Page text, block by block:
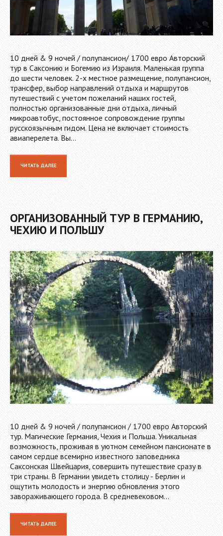
10 дней & 9 ночей / полупансион/ 1700 евро Авторский
тур в Саксонию и Богемию из Израиля. Маленькая группа
до шести человек. 2-х местное размещение, полупансион,
трансфер, выбор направлений отдыха и маршрутов
путешествий с учетом пожеланий наших гостей,
полностью организованные дни отдыха, личный
микроавтобус, постоянное сопровождение группы
русскоязычным гидом. Цена не включает стоимость
авиаперелета. Вы…
ЧИТАТЬ ДАЛЕЕ
ОРГАНИЗОВАННЫЙ ТУР В ГЕРМАНИЮ,
ЧЕХИЮ И ПОЛЬШУ
10 дней & 9 ночей / полупансион / 1700 евро Авторский
тур. Магические Германия, Чехия и Польша. Уникальная
возможность, проживая в уютном семейном пансионате в
самом сердце всемирно известного заповедника
Саксонская Швейцария, совершить путешествие сразу в
три страны. В Германии увидеть столицу - Берлин и
ощутить молодость и энергию обновления этого
завораживающего города. В средневековом…
ЧИТАТЬ ДАЛЕЕ